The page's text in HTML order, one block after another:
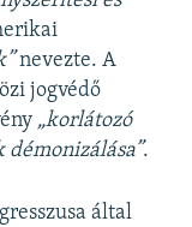
nevezte. A
jogvédő
„korlátozó
démonizálása”.
által